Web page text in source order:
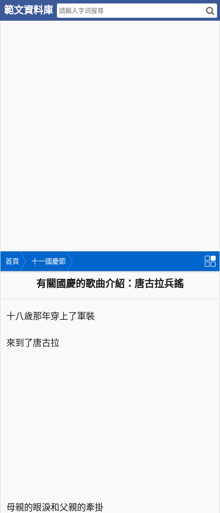
範文資料庫
首頁 十一國慶節
有關國慶的歌曲介紹：唐古拉兵謠
十八歲那年穿上了軍裝
來到了唐古拉
母親的眼淚和父親的牽掛